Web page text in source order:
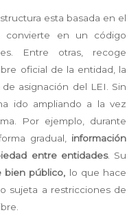
esta basada en el
convierte en un código
Entre otras, recoge
oficial de la entidad, la
asignación del LEI. Sin
ido ampliando a la vez
Por ejemplo, durante
gradual, información
entre entidades. Su
bien público, lo que hace
sujeta a restricciones de